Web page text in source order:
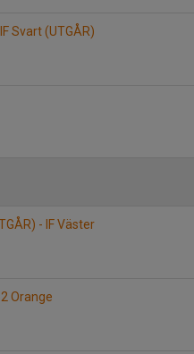
Svart (UTGÅR)
- IF Väster
Orange